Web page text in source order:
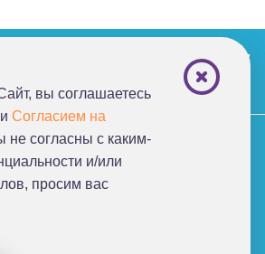
+7 (495) 221-87-77
+7 (969) 792-92-66
вы соглашаетесь
иСогласием на
не согласны с каким-
и/или
просим ваc